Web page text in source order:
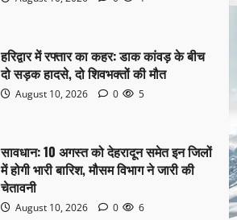
हरिद्वार में रफ्तार का कहर: डाक कांवड़ के बीच
दो सड़क हादसे, दो शिवभक्तों की मौत
August 10, 2026 0 5
सावधान: 10 अगस्त को देहरादून समेत इन जिलों
में होगी भारी बारिश, मौसम विभाग ने जारी की
चेतावनी
August 10, 2026 0 6